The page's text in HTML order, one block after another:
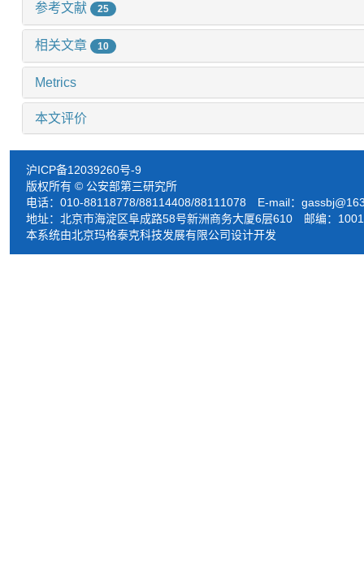
参考文献 25
相关文章 10
Metrics
本文评价
沪ICP备12039260号-9
版权所有 © 公安部第三研究所
电话：010-88118778/88114408/88111078 E-mail：
地址：北京市海淀区阜成路58号新洲商务大厦6层610 邮编：
本系统由北京玛格泰克科技发展有限公司设计开发